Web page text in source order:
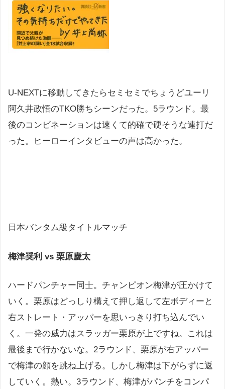
U-NEXTに移動してきたらセミセミでちょうどユーリ
阿久井政悟のTKO勝ちシーンだった。5ラウンド。最
後のコンビネーションは速くて的確で硬そうな連打だ
った。ヒーローインタビューの声は高かった。
日本バンタム級タイトルマッチ
梅津奨利 vs 栗原慶太
ハードパンチャー同士。チャンピオン梅津が圧かけて
いく。栗原はどっしり構えて押し返して左ボディーと
右ストレート・アッパーを思いっきり打ち込んでい
く。一発の威力はスラッガー栗原が上ですね。これは
最後まで行かないな。2ラウンド、栗原が右アッパー
で梅津の顔を跳ね上げる。しかし梅津は下がらずに返
していく。熱い。3ラウンド、梅津がパンチをコンパ